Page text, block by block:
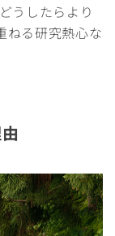
うしたらより
ねる研究熱心な